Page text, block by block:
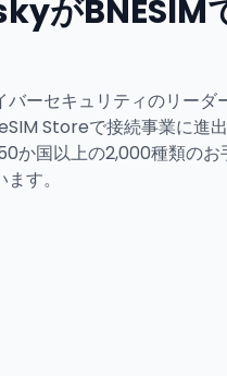
がBNESIM
バーセキュリティのリー
Storeで接続事業に進
か国以上の2,000種類の
す。